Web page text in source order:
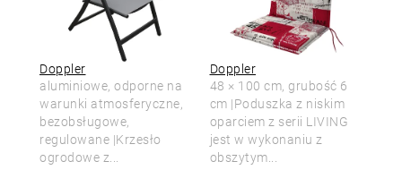
Doppler
aluminiowe, odporne na
warunki atmosferyczne,
bezobsługowe,
regulowane |Krzesło
ogrodowe z...
Doppler
48 × 100 cm, grubość 6
cm |Poduszka z niskim
oparciem z serii LIVING
jest w wykonaniu z
obszytym...